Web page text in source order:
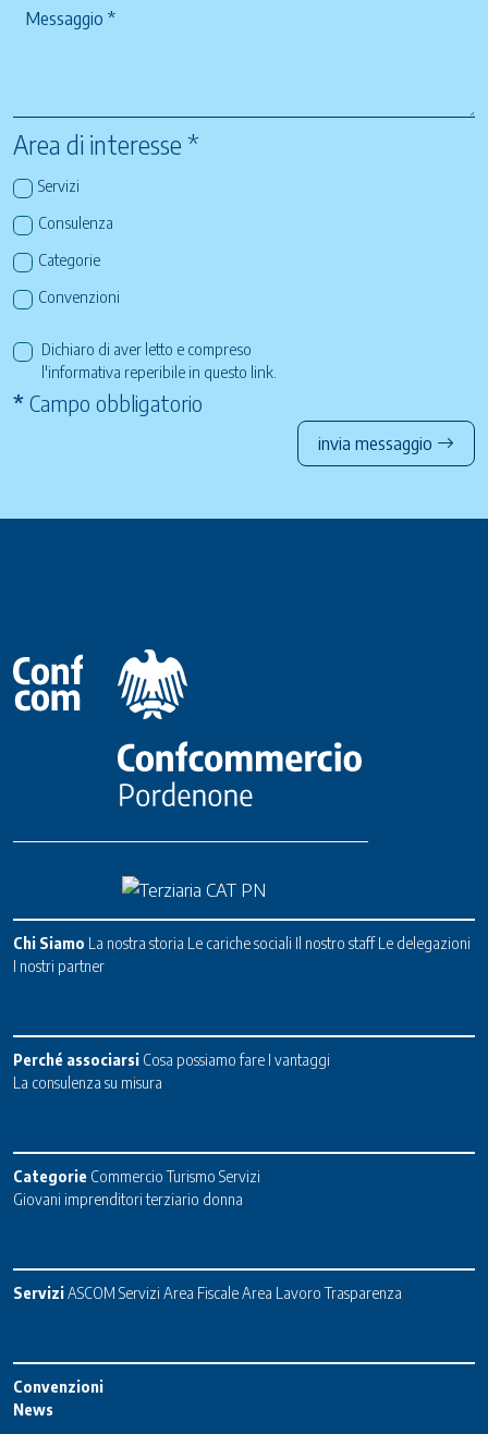
Area di interesse *
Servizi
Consulenza
Categorie
Convenzioni
Dichiaro di aver letto e compreso
l'informativa reperibile in questo link
* Campo obbligatorio
invia messaggio
Chi Siamo La nostra storia Le cariche sociali Il nostro staff Le delegazioni
I nostri partner
Perché associarsi Cosa possiamo fare I vantaggi
La consulenza su misura
Categorie Commercio Turismo Servizi
Giovani imprenditori terziario donna
ServiziASCOM Servizi Area FiscaleArea Lavoro Trasparenza
Convenzioni
News